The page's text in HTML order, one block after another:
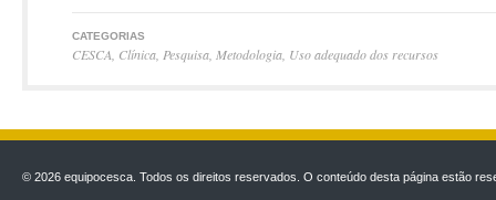
CATEGORIAS
CESCA Clínica Pesquisa Metodologia Uso adequado dos recursos
© 2026 equipocesca. Todos os direitos reservados. O conteúdo desta página estão